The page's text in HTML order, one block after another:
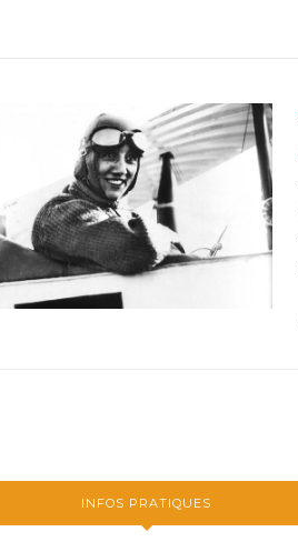
INFOS PRATIQUES